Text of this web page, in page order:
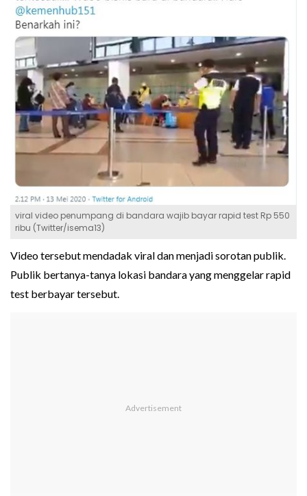
viral video penumpang di bandara wajib bayar rapid test Rp 550
ribu (Twitter/isema13)
Video tersebut mendadak viral dan menjadi sorotan publik.
Publik bertanya-tanya lokasi bandara yang menggelar rapid
test berbayar tersebut.